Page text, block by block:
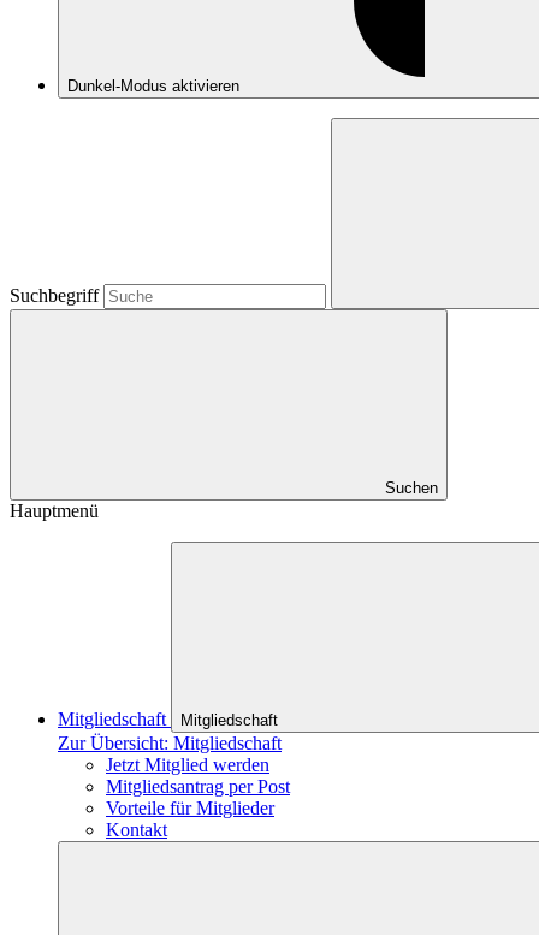
Dunkel-Modus aktivieren
Suchbegriff
Suchen
Hauptmenü
Mitgliedschaft Mitgliedschaft
Zur Übersicht: Mitgliedschaft
Jetzt Mitglied werden
Mitgliedsantrag per Post
Vorteile für Mitglieder
Kontakt